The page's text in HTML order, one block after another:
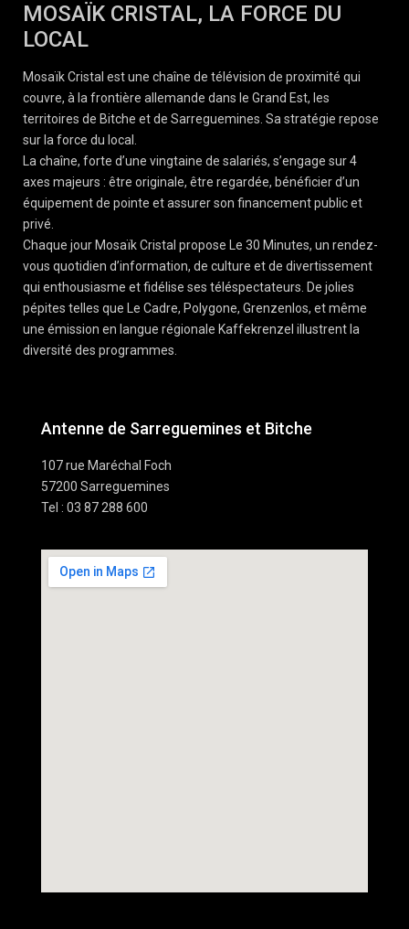
MOSAÏK CRISTAL, LA FORCE DU
LOCAL
Mosaïk Cristal est une chaîne de télévision de proximité qui
couvre, à la frontière allemande dans le Grand Est, les
territoires de Bitche et de Sarreguemines. Sa stratégie repose
sur la force du local.
La chaîne, forte d’une vingtaine de salariés, s’engage sur 4
axes majeurs : être originale, être regardée, bénéficier d’un
équipement de pointe et assurer son financement public et
privé.
Chaque jour Mosaïk Cristal propose Le 30 Minutes, un rendez-
vous quotidien d’information, de culture et de divertissement
qui enthousiasme et fidélise ses téléspectateurs. De jolies
pépites telles que Le Cadre, Polygone, Grenzenlos, et même
une émission en langue régionale Kaffekrenzel illustrent la
diversité des programmes.
Antenne de Sarreguemines et Bitche
107 rue Maréchal Foch
57200 Sarreguemines
Tel : 03 87 288 600